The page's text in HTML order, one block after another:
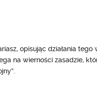
opisując działania tego
na wierności zasadzie,